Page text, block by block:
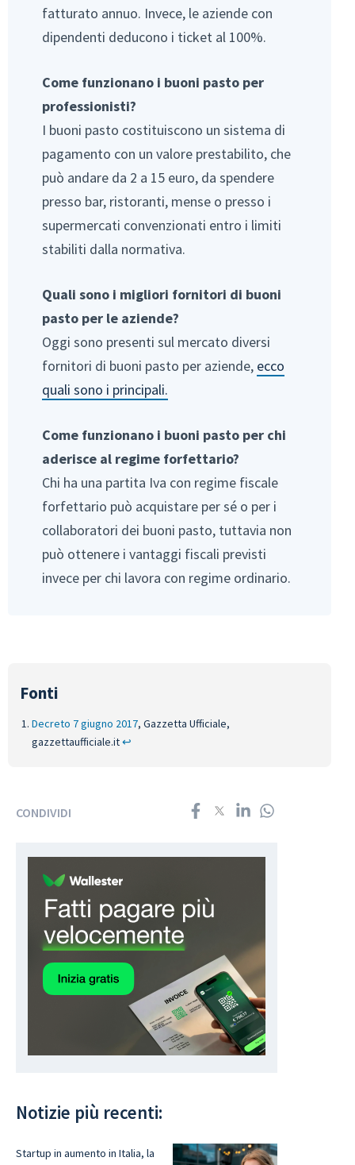
fatturato annuo. Invece, le aziende con
dipendenti deducono i ticket al 100%.
Come funzionano i buoni pasto per
professionisti?
I buoni pasto costituiscono un sistema di
pagamento con un valore prestabilito, che
può andare da 2 a 15 euro, da spendere
presso bar, ristoranti, mense o presso i
supermercati convenzionati entro i limiti
stabiliti dalla normativa.
Quali sono i migliori fornitori di buoni
pasto per le aziende?
Oggi sono presenti sul mercato diversi
fornitori di buoni pasto per aziende, ecco
quali sono i principali.
Come funzionano i buoni pasto per chi
aderisce al regime forfettario?
Chi ha una partita Iva con regime fiscale
forfettario può acquistare per sé o per i
collaboratori dei buoni pasto, tuttavia non
può ottenere i vantaggi fiscali previsti
invece per chi lavora con regime ordinario.
Decreto 7 giugno 2017, Gazzetta Ufficiale,
gazzettaufficiale.it↩︎
CONDIVIDI
Notizie più recenti:
Startup in aumento in Italia, la